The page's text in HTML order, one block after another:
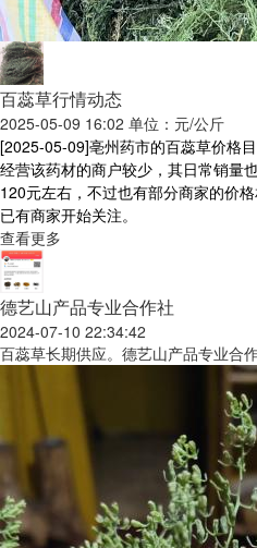
百蕊草行情动态
2025-05-09 16:02 单位：元/公斤
[2025-05-09]亳州药市的百蕊草价格
经营该药材的商户较少，其日常销量
120元左右，不过也有部分商家的价
已有商家开始关注。
查看更多
德艺山产品专业合作社
2024-07-10 22:34:42
百蕊草长期供应。德艺山产品专业合